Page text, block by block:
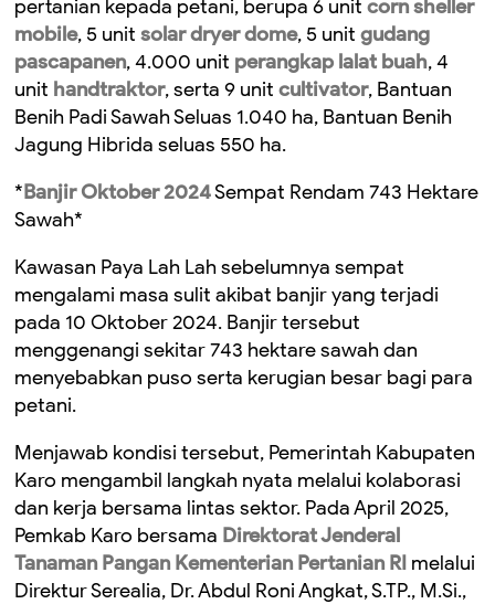
pertanian kepada petani, berupa 6 unit corn sheller
mobile, 5 unit solar dryer dome, 5 unit gudang
pascapanen, 4.000 unit perangkap lalat buah, 4
unit handtraktor, serta 9 unit cultivator, Bantuan
Benih Padi Sawah Seluas 1.040 ha, Bantuan Benih
Jagung Hibrida seluas 550 ha.
*Banjir Oktober 2024Sempat Rendam 743 Hektare
Sawah*
Kawasan Paya Lah Lah sebelumnya sempat
mengalami masa sulit akibat banjir yang terjadi
pada 10 Oktober 2024. Banjir tersebut
menggenangi sekitar 743 hektare sawah dan
menyebabkan puso serta kerugian besar bagi para
petani.
Menjawab kondisi tersebut, Pemerintah Kabupaten
Karo mengambil langkah nyata melalui kolaborasi
dan kerja bersama lintas sektor. Pada April 2025,
Pemkab Karo bersama Direktorat Jenderal
Tanaman Pangan Kementerian Pertanian RI melalui
Direktur Serealia, Dr. Abdul Roni Angkat, S.TP., M.Si.,